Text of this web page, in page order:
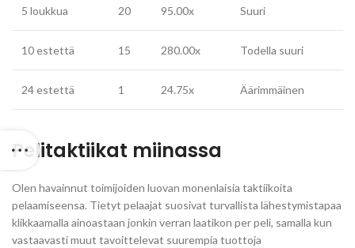
5 loukkua 20 95.00x Suuri
10 estettä 15 280.00x Todella suuri
24 estettä 1 24.75x Äärimmäinen
Pelitaktiikat miinassa
Olen havainnut toimijoiden luovan monenlaisia taktiikoita
pelaamiseensa. Tietyt pelaajat suosivat turvallista lähestymistapaa
klikkaamalla ainoastaan jonkin verran laatikon per peli, samalla kun
vastaavasti muut tavoittelevat suurempia tuottoja